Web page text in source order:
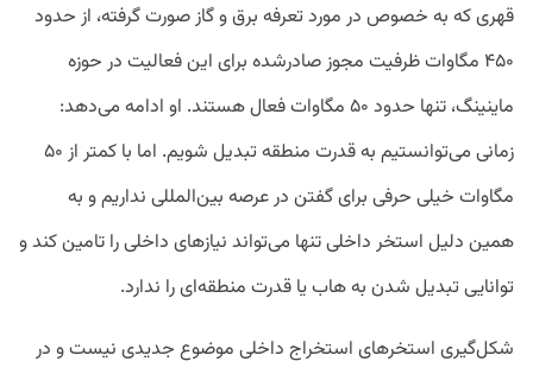
قهری که به خصوص در مورد تعرفه برق و گاز صورت گرفته، از حدود
۴۵۰ مگاوات ظرفیت مجوز صادرشده برای این فعالیت در حوزه
ماینینگ، تنها حدود ۵۰ مگاوات فعال هستند. او ادامه می‌دهد:
زمانی می‌توانستیم به قدرت منطقه تبدیل شویم. اما با کمتر از ۵۰
مگاوات خیلی حرفی برای گفتن در عرصه بین‌المللی نداریم و به
همین دلیل استخر داخلی تنها می‌تواند نیازهای داخلی را تامین کند و
توانایی تبدیل شدن به هاب یا قدرت منطقه‌ای را ندارد.
شکل‌گیری استخرهای استخراج داخلی موضوع جدیدی نیست و در